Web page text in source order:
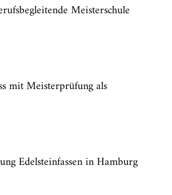
Meisterschule
mit Meisterprüfung als
Edelsteinfassen in Hamburg